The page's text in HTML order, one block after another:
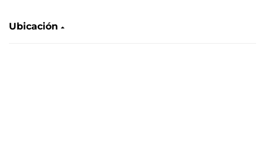
Ubicación